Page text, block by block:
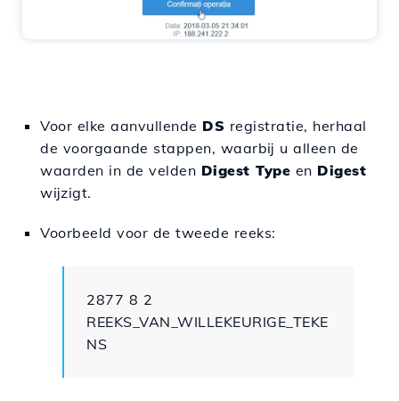
Voor elke aanvullende DS registratie, herhaal
de voorgaande stappen, waarbij u alleen de
waarden in de velden Digest Type en Digest
wijzigt.
Voorbeeld voor de tweede reeks:
2877 8 2
REEKS_VAN_WILLEKEURIGE_TEKE
NS